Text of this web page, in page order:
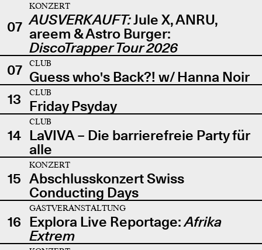
07
KONZERT
AUSVERKAUFT:Jule X, ANRU,
areem & Astro Burger:
DiscoTrapper Tour 2026
07
CLUB
Guess who's Back?! w/ Hanna Noir
13
CLUB
Friday Psyday
14
CLUB
LaVIVA – Die barrierefreie Party für
alle
15
KONZERT
Abschlusskonzert Swiss
Conducting Days
16
GASTVERANSTALTUNG
Explora Live Reportage:Afrika
Extrem